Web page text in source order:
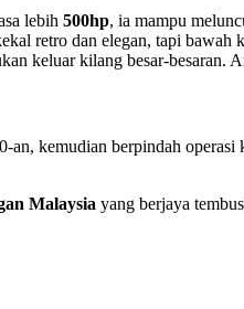
lebih 500hp, ia mampu
retro dan elegan, tapi bawah
keluar kilang besar-besaran.
kemudian berpindah
Malaysia yang berjaya